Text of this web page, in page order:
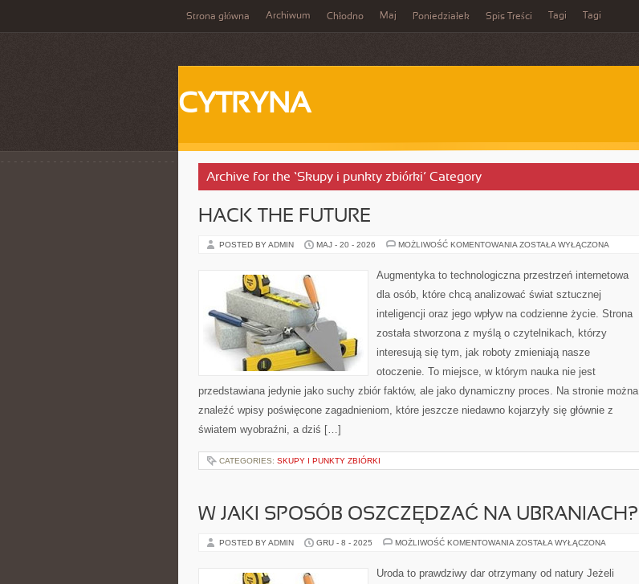
Strona główna Archiwum Chłodno Maj Poniedziałek Spis Treści Tagi Tagi
CYTRYNA
Archive for the ‘Skupy i punkty zbiórki’ Category
HACK THE FUTURE
POSTED BY ADMIN MAJ - 20 - 2026 MOŻLIWOŚĆ KOMENTOWANIA HACK
ZOSTAŁA WYŁĄCZONA
Augmentyka to technologiczna przestrzeń internetowa
dla osób, które chcą analizować świat sztucznej
inteligencji oraz jego wpływ na codzienne życie. Strona
została stworzona z myślą o czytelnikach, którzy
interesują się tym, jak roboty zmieniają nasze
otoczenie. To miejsce, w którym nauka nie jest
przedstawiana jedynie jako suchy zbiór faktów, ale jako dynamiczny proces. Na stronie można
znaleźć wpisy poświęcone zagadnieniom, które jeszcze niedawno kojarzyły się głównie z
światem wyobraźni, a dziś […]
CATEGORIES: SKUPY I PUNKTY ZBIÓRKI
W JAKI SPOSÓB OSZCZĘDZAĆ NA UBRANIACH?
POSTED BY ADMIN GRU - 8 - 2025 MOŻLIWOŚĆ KOMENTOWANIA W
OSZCZĘDZAĆ
NA
ZOSTAŁA WYŁĄCZONA
Uroda to prawdziwy dar otrzymany od natury Jeżeli